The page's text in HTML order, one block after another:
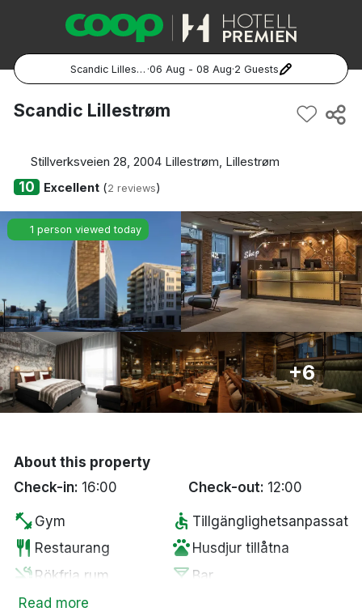
Scandic Lillestrøm ·06 Aug - 08 Aug·2 Guests
Popular Destinations:
Göteborg
Malmö
Hela Norge
Oslo
Bergen
Scandic Lillestrøm
Stillverksveien 28, 2004 Lillestrøm, Lillestrøm
10 Excellent(2 reviews)
1 person viewed today
+6
About this property
Check-in: 16:00 Check-out: 12:00
fitness_center Gym accessible Tillgänglighetsanpassat
restaurant Restaurang pets Husdjur tillåtna
smoke_free Rökfria rum local_bar Bar
tvSmart-TV
Read more